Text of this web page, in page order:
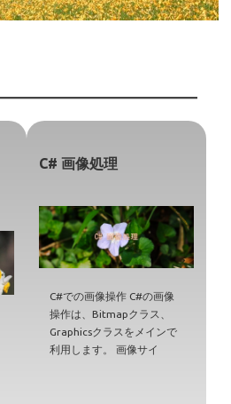
C# 画像処理
C#での画像操作 C#の画像
操作は、Bitmapクラス、
Graphicsクラスをメインで
利用します。 画像サイ